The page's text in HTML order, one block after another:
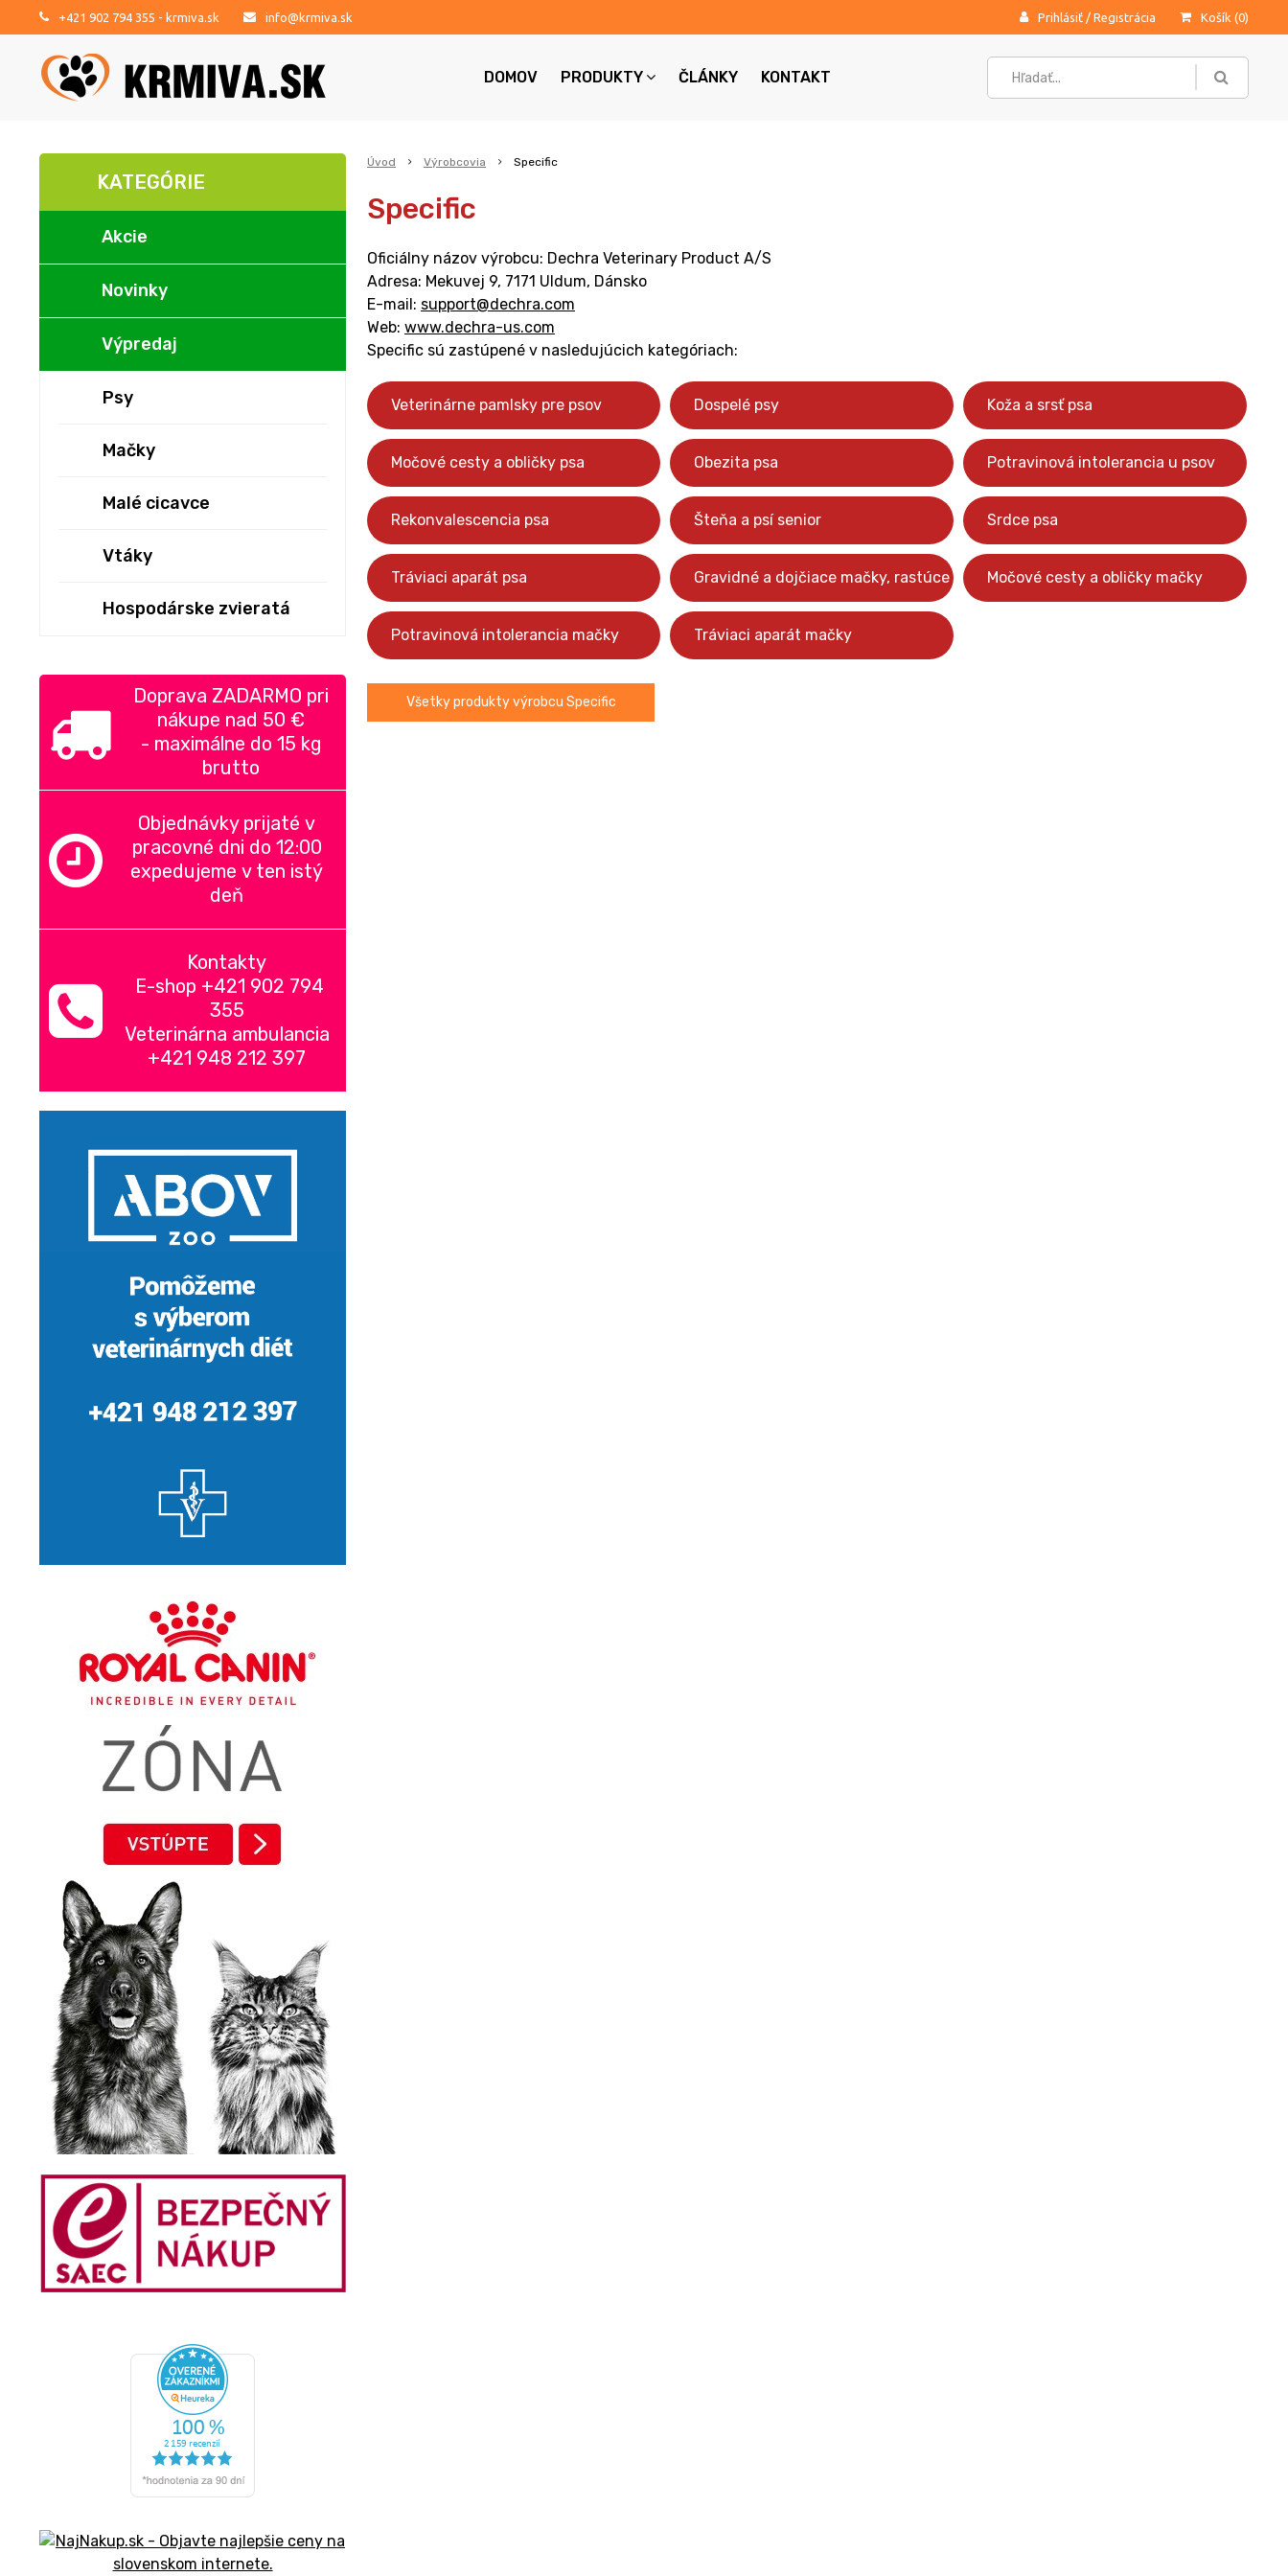
+421 902 794 355 - krmiva.sk info@krmiva.sk Prihlásiť / Registrácia Košík (0)
DOMOV PRODUKTY ČLÁNKY KONTAKT
Úvod Výrobcovia Specific
Specific
Oficiálny názov výrobcu: Dechra Veterinary Product A/S
Adresa: Mekuvej 9, 7171 Uldum, Dánsko
E-mail: support@dechra.com
Web: www.dechra-us.com
Specific sú zastúpené v nasledujúcich kategóriach:
Veterinárne pamlsky pre psov Dospelé psy Koža a srsť psa
Močové cesty a obličky psa Obezita psa Potravinová intolerancia u psov
Rekonvalescencia psa Šteňa a psí senior Srdce psa
Tráviaci aparát psa Gravidné a dojčiace mačky, rastúce mačatáMočové cesty a obličky mačky
Potravinová intolerancia mačky Tráviaci aparát mačky
Všetky produkty výrobcu Specific
KATEGÓRIE
Akcie
Novinky
Výpredaj
Psy
Mačky
Malé cicavce
Vtáky
Hospodárske zvieratá
Doprava ZADARMO pri
nákupe nad 50 €
- maximálne do 15 kg
brutto
Objednávky prijaté v
pracovné dni do 12:00
expedujeme v ten istý
deň
Kontakty
E-shop +421 902 794
355
Veterinárna ambulancia
+421 948 212 397